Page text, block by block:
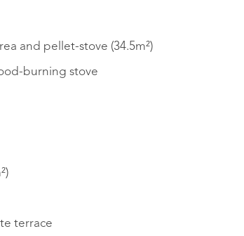
and pellet-stove (34.5m²)
burning stove
terrace